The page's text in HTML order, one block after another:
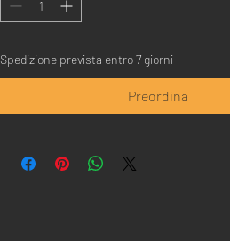
Spedizione prevista entro 7 giorni
Preordina